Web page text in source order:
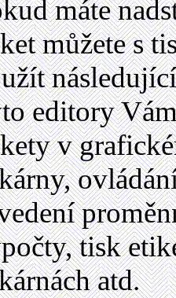
máte
můžete s
editory
v
tisk
atd.